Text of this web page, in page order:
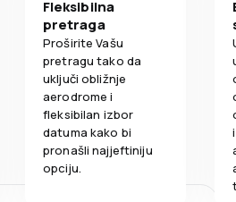
Fleksibilna
pretraga
Proširite Vašu
pretragu tako da
uključi obližnje
aerodrome i
fleksibilan izbor
datuma kako bi
pronašli najjeftiniju
opciju.